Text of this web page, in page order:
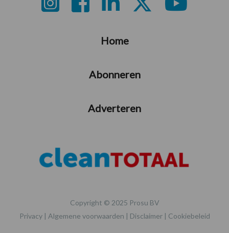
Home
Abonneren
Adverteren
Copyright © 2025 Prosu BV
Privacy| Algemene voorwaarden | Disclaimer| Cookiebeleid